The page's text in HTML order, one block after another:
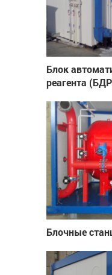
Блок
реагента
Блочные